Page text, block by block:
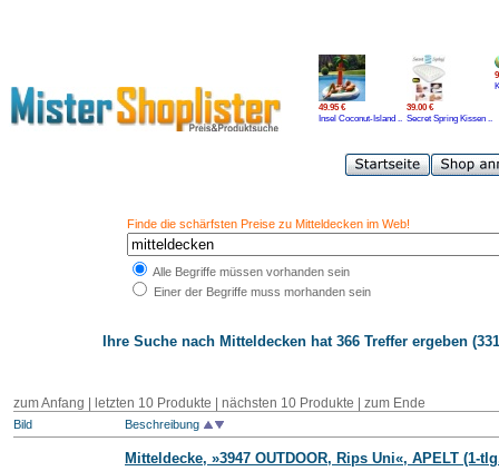
49.95 €
Insel Coconut-Island ..
39.00 €
Secret Spring Kissen ..
Finde die schärfsten Preise zu Mitteldecken im Web!
Alle Begriffe müssen vorhanden sein
Einer der Begriffe muss morhanden sein
Ihre Suche nach Mitteldecken hat 366 Treffer ergeben
zum Anfang letzten 10 Produkte nächsten 10 Produkte zum Ende
Bild Beschreibung
Mitteldecke, »3947 OUTDOOR, Rips Uni«, APELT (1-